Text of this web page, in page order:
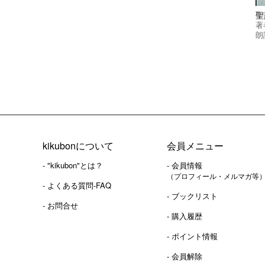
kikubonについて
- "kikubon"とは？
- よくある質問-FAQ
- お問合せ
会員メニュー
- 会員情報
（プロフィール・メルマガ等
- ブックリスト
- 購入履歴
- ポイント情報
- 会員解除